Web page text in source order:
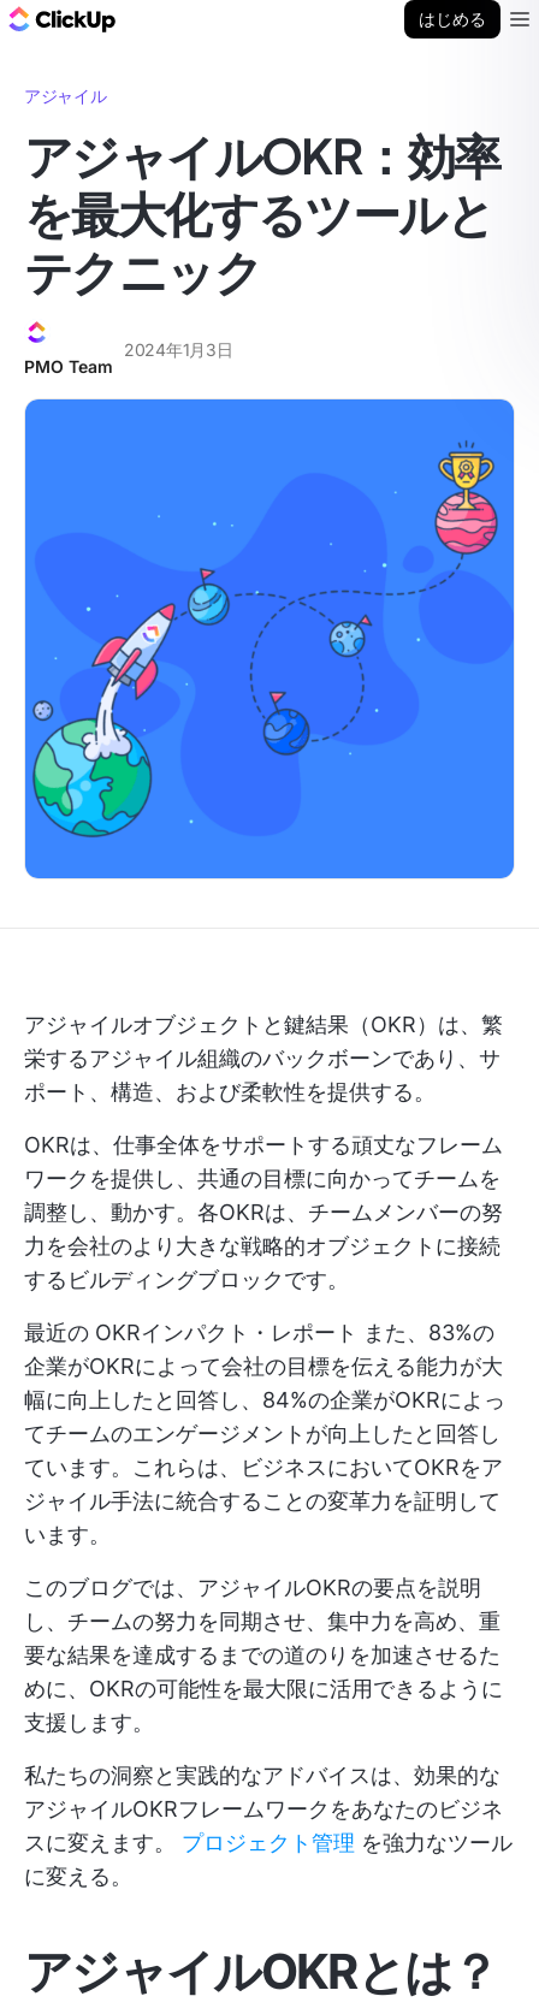
はじめる
アジャイル
アジャイルOKR：効率
を最大化するツールと
テクニック
PMO Team
2024年1月3日
アジャイルオブジェクトと鍵結果（OKR）は、繁
栄するアジャイル組織のバックボーンであり、サ
ポート、構造、および柔軟性を提供する。
OKRは、仕事全体をサポートする頑丈なフレーム
ワークを提供し、共通の目標に向かってチームを
調整し、動かす。各OKRは、チームメンバーの努
力を会社のより大きな戦略的オブジェクトに接続
するビルディングブロックです。
最近の OKRインパクト・レポート
また、83%の
企業がOKRによって会社の目標を伝える能力が大
幅に向上したと回答し、84%の企業がOKRによっ
てチームのエンゲージメントが向上したと回答し
ています。これらは、ビジネスにおいてOKRをア
ジャイル手法に統合することの変革力を証明して
います。
このブログでは、アジャイルOKRの要点を説明
し、チームの努力を同期させ、集中力を高め、重
要な結果を達成するまでの道のりを加速させるた
めに、OKRの可能性を最大限に活用できるように
支援します。
私たちの洞察と実践的なアドバイスは、効果的な
アジャイルOKRフレームワークをあなたのビジネ
スに変えます。 プロジェクト管理 を強力なツール
に変える。
アジャイルOKRとは？